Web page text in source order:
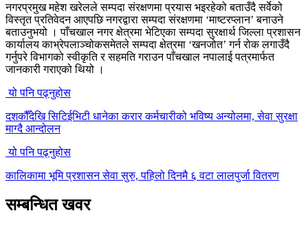
नगरप्रमुख महेश खरेलले सम्पदा संरक्षणमा प्रयास भइरहेको बताउँदै सर्वेको
विस्तृत प्रतिवेदन आएपछि नगरद्वारा सम्पदा संरक्षणमा ‘माष्टरप्लान’ बनाउने
बताउनुभयो । पाँचखाल नगर क्षेत्रमा भेटिएका सम्पदा सुरक्षार्थ जिल्ला प्रशासन
कार्यालय काभ्रेपलाञ्चोकसमेतले सम्पदा क्षेत्रमा ‘खनजोत’ गर्न रोक लगाउँदै
गर्नुपरे विभागको स्वीकृति र सहमति गराउन पाँचखाल नपालाई पत्रमार्फत
जानकारी गराएको थियो ।
यो पनि पढ्नुहोस
दशकौँदेखि सिटिईभिटी धानेका करार कर्मचारीको भविष्य अन्योलमा, सेवा सुरक्षा
माग्दै आन्दोलन
यो पनि पढ्नुहोस
कालिकामा भूमि प्रशासन सेवा सुरु, पहिलो दिनमै ६ वटा लालपुर्जा वितरण
सम्बन्धित खवर